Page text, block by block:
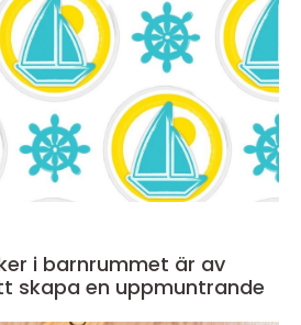
i barnrummet är av
skapa en uppmuntrande